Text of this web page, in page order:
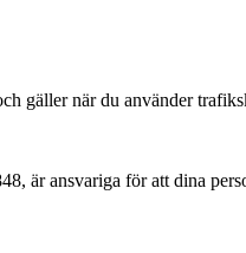
när du använder
är ansvariga för att dina